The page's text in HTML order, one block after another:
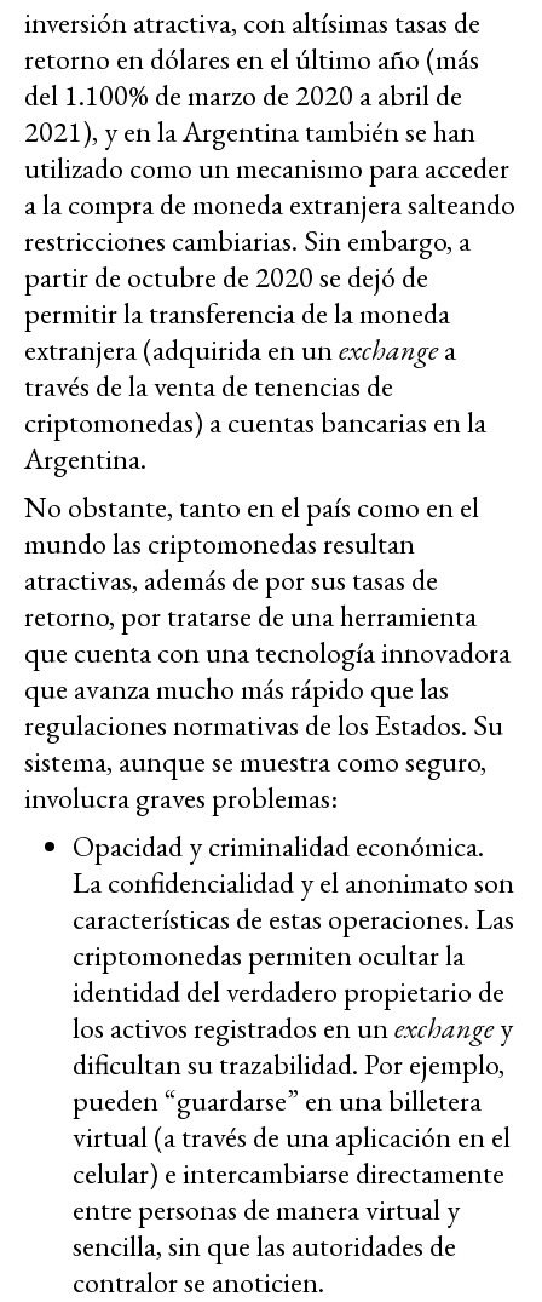
inversión atractiva, con altísimas tasas de
retorno en dólares en el último año (más
del 1.100% de marzo de 2020 a abril de
2021), y en la Argentina también se han
utilizado como un mecanismo para acceder
a la compra de moneda extranjera salteando
restricciones cambiarias. Sin embargo, a
partir de octubre de 2020 se dejó de
permitir la transferencia de la moneda
extranjera (adquirida en unexchangea
través de la venta de tenencias de
criptomonedas) a cuentas bancarias en la
Argentina.
No obstante, tanto en el país como en el
mundo las criptomonedas resultan
atractivas, además de por sus tasas de
retorno, por tratarse de una herramienta
que cuenta con una tecnología innovadora
que avanza mucho más rápido que las
regulaciones normativas de los Estados. Su
sistema, aunque se muestra como seguro,
involucra graves problemas:
Opacidad y criminalidad económica.
La confidencialidad y el anonimato son
características de estas operaciones. Las
criptomonedas permiten ocultar la
identidad del verdadero propietario de
los activos registrados en unexchangey
dificultan su trazabilidad. Por ejemplo,
pueden “guardarse” en una billetera
virtual (a través de una aplicación en el
celular) e intercambiarse directamente
entre personas de manera virtual y
sencilla, sin que las autoridades de
contralor se anoticien.